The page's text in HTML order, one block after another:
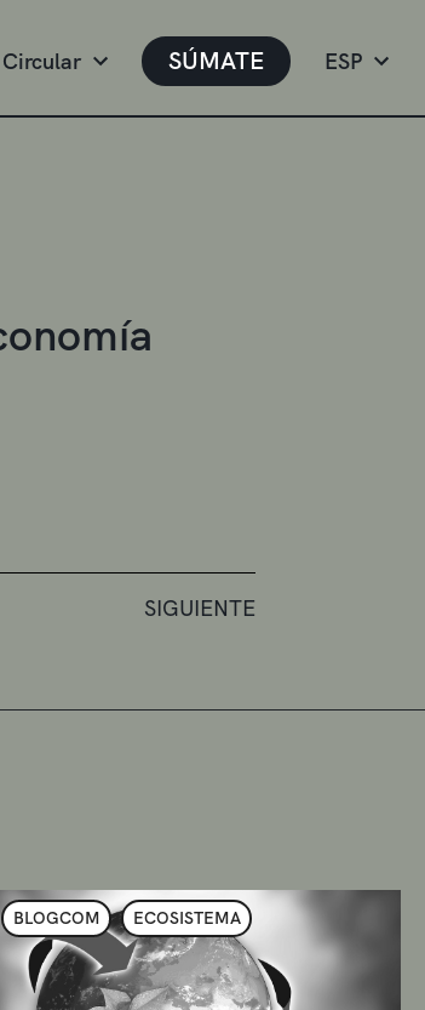
SÚMATE ESP
SIGUIENTE
BLOGCOM ECOSISTEMA